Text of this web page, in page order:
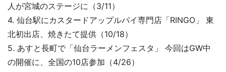
人が宮城のステージに（3/11）
4. 仙台駅にカスタードアップルパイ専門店「RINGO」 東
北初出店、焼きたて提供（10/18）
5. あすと長町で「仙台ラーメンフェスタ」 今回はGW中
の開催に、全国の10店参加（4/26）